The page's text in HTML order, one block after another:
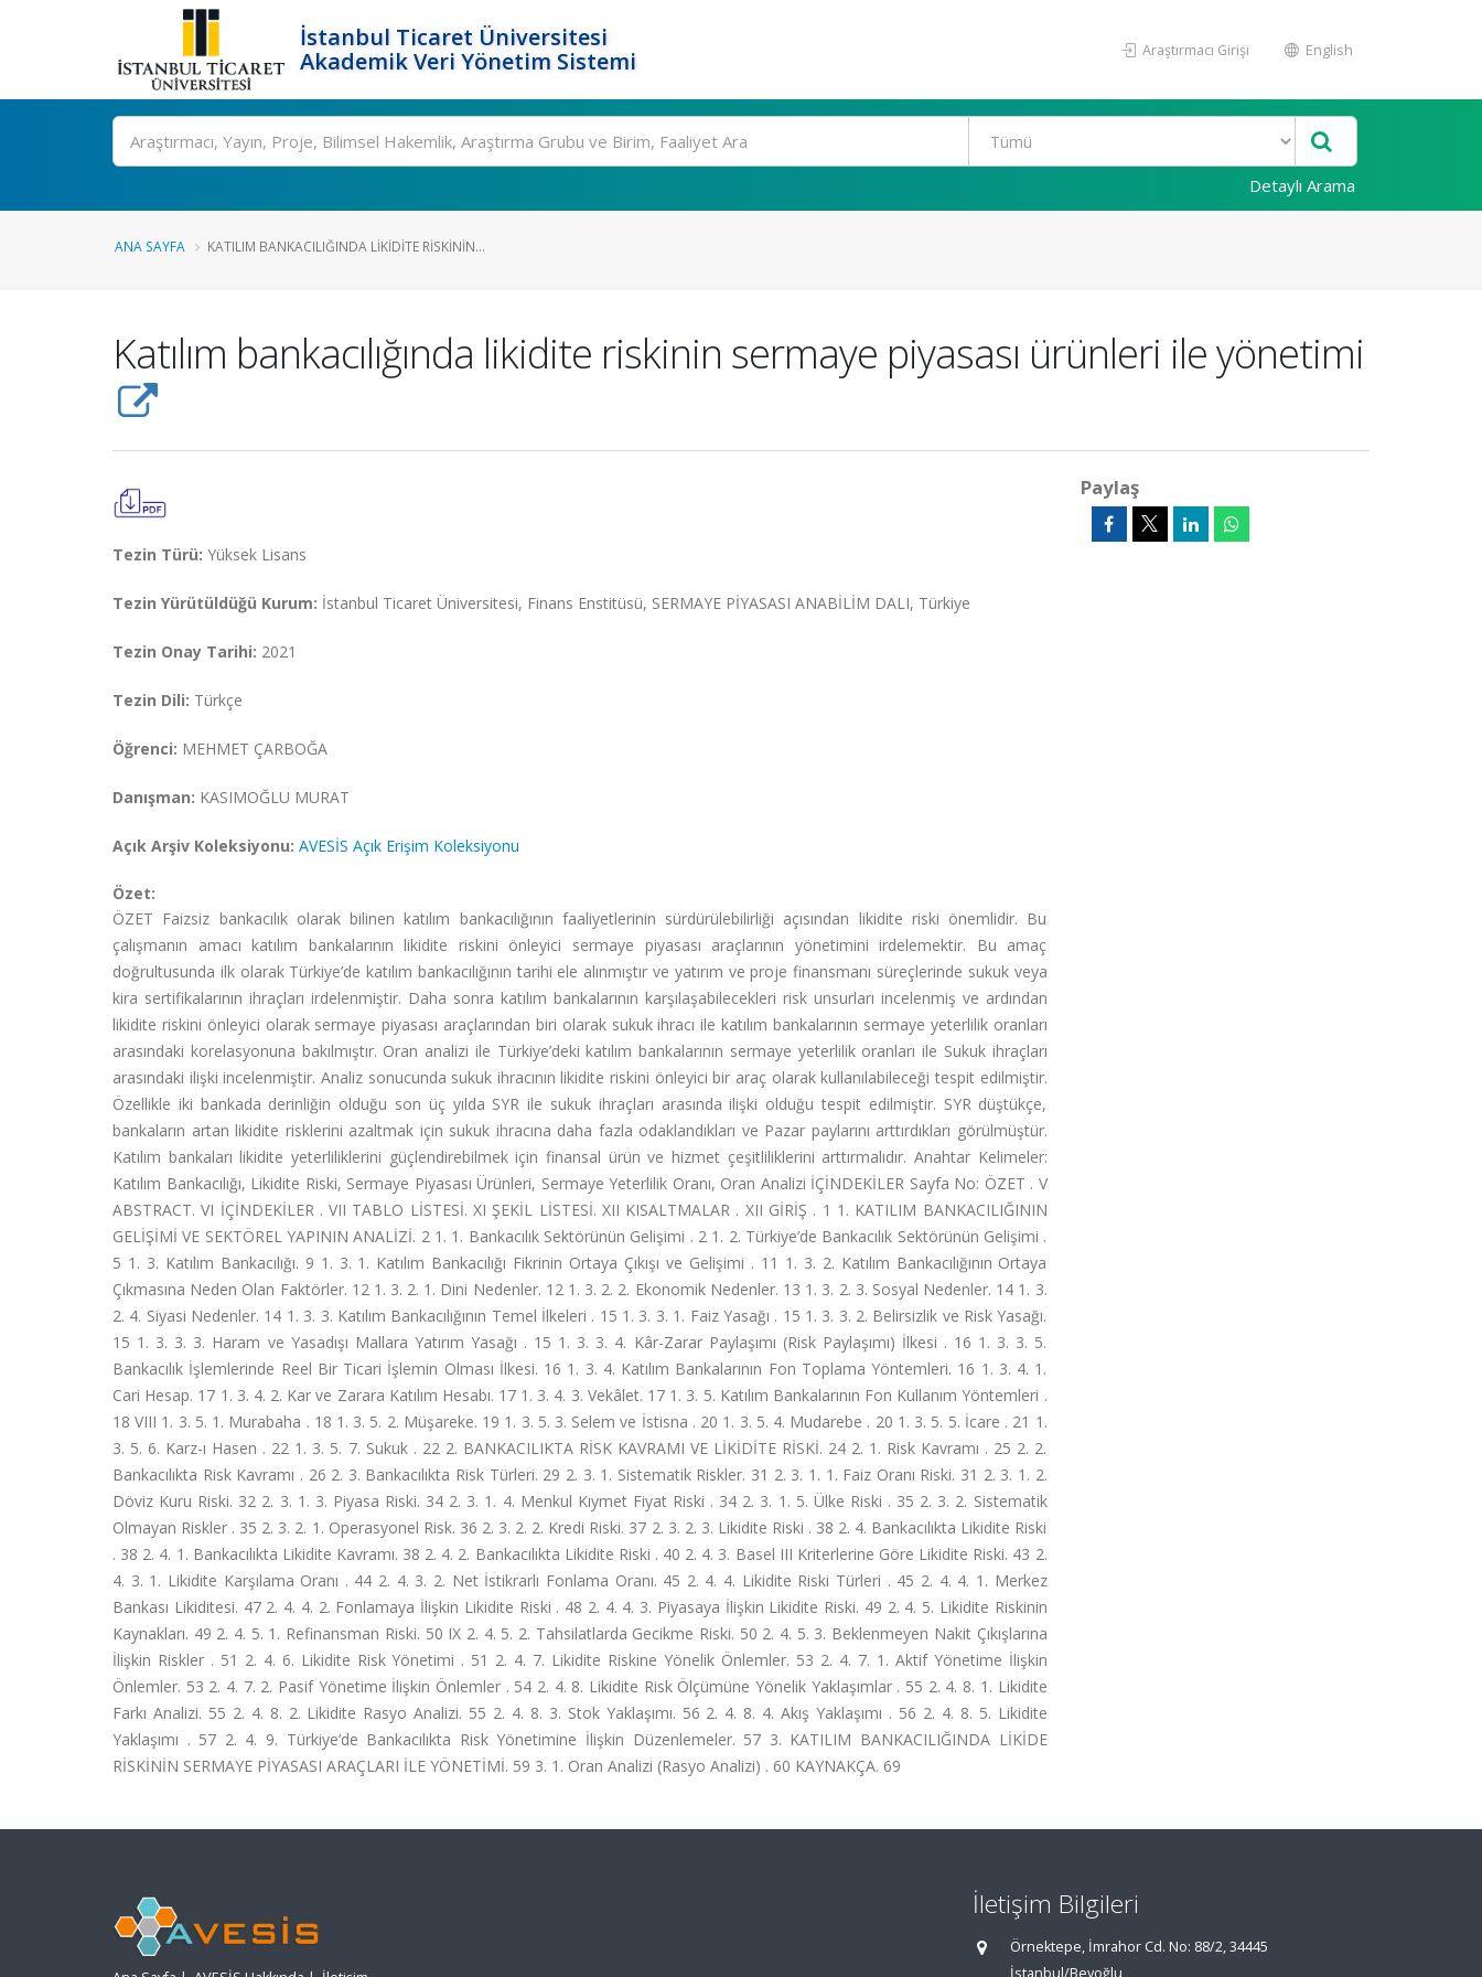
İstanbul Ticaret Üniversitesi
Akademik Veri Yönetim Sistemi
Araştırmacı Girişi English
Ara
Detaylı Arama
ANA SAYFA KATILIM BANKACILIĞINDA LIKIDITE RISKININ...
Katılım bankacılığında likidite riskinin sermaye piyasası ürünleri ile yönetimi
Tezin Türü: Yüksek Lisans
Tezin Yürütüldüğü Kurum: İstanbul Ticaret Üniversitesi, Finans Enstitüsü, SERMAYE PİYASASI ANABİLİM DALI, Türkiye
Tezin Onay Tarihi: 2021
Tezin Dili: Türkçe
Öğrenci: MEHMET ÇARBOĞA
Danışman: KASIMOĞLU MURAT
Açık Arşiv Koleksiyonu: AVESİS Açık Erişim Koleksiyonu
Özet:
ÖZET Faizsiz bankacılık olarak bilinen katılım bankacılığının faaliyetlerinin sürdürülebilirliği açısından likidite riski önemlidir. Bu
çalışmanın amacı katılım bankalarının likidite riskini önleyici sermaye piyasası araçlarının yönetimini irdelemektir. Bu amaç
doğrultusunda ilk olarak Türkiye’de katılım bankacılığının tarihi ele alınmıştır ve yatırım ve proje finansmanı süreçlerinde sukuk veya
kira sertifikalarının ihraçları irdelenmiştir. Daha sonra katılım bankalarının karşılaşabilecekleri risk unsurları incelenmiş ve ardından
likidite riskini önleyici olarak sermaye piyasası araçlarından biri olarak sukuk ihracı ile katılım bankalarının sermaye yeterlilik oranları
arasındaki korelasyonuna bakılmıştır. Oran analizi ile Türkiye’deki katılım bankalarının sermaye yeterlilik oranları ile Sukuk ihraçları
arasındaki ilişki incelenmiştir. Analiz sonucunda sukuk ihracının likidite riskini önleyici bir araç olarak kullanılabileceği tespit edilmiştir.
Özellikle iki bankada derinliğin olduğu son üç yılda SYR ile sukuk ihraçları arasında ilişki olduğu tespit edilmiştir. SYR düştükçe,
bankaların artan likidite risklerini azaltmak için sukuk ihracına daha fazla odaklandıkları ve Pazar paylarını arttırdıkları görülmüştür.
Katılım bankaları likidite yeterliliklerini güçlendirebilmek için finansal ürün ve hizmet çeşitliliklerini arttırmalıdır. Anahtar Kelimeler:
Katılım Bankacılığı, Likidite Riski, Sermaye Piyasası Ürünleri, Sermaye Yeterlilik Oranı, Oran Analizi İÇİNDEKİLER Sayfa No: ÖZET . V
ABSTRACT. VI İÇİNDEKİLER . VII TABLO LİSTESİ. XI ŞEKİL LİSTESİ. XII KISALTMALAR . XII GİRİŞ . 1 1. KATILIM BANKACILIĞININ
GELİŞİMİ VE SEKTÖREL YAPININ ANALİZİ. 2 1. 1. Bankacılık Sektörünün Gelişimi . 2 1. 2. Türkiye’de Bankacılık Sektörünün Gelişimi .
5 1. 3. Katılım Bankacılığı. 9 1. 3. 1. Katılım Bankacılığı Fikrinin Ortaya Çıkışı ve Gelişimi . 11 1. 3. 2. Katılım Bankacılığının Ortaya
Çıkmasına Neden Olan Faktörler. 12 1. 3. 2. 1. Dini Nedenler. 12 1. 3. 2. 2. Ekonomik Nedenler. 13 1. 3. 2. 3. Sosyal Nedenler. 14 1. 3.
2. 4. Siyasi Nedenler. 14 1. 3. 3. Katılım Bankacılığının Temel İlkeleri . 15 1. 3. 3. 1. Faiz Yasağı . 15 1. 3. 3. 2. Belirsizlik ve Risk Yasağı.
15 1. 3. 3. 3. Haram ve Yasadışı Mallara Yatırım Yasağı . 15 1. 3. 3. 4. Kâr-Zarar Paylaşımı (Risk Paylaşımı) İlkesi . 16 1. 3. 3. 5.
Bankacılık İşlemlerinde Reel Bir Ticari İşlemin Olması İlkesi. 16 1. 3. 4. Katılım Bankalarının Fon Toplama Yöntemleri. 16 1. 3. 4. 1.
Cari Hesap. 17 1. 3. 4. 2. Kar ve Zarara Katılım Hesabı. 17 1. 3. 4. 3. Vekâlet. 17 1. 3. 5. Katılım Bankalarının Fon Kullanım Yöntemleri .
18 VIII 1. 3. 5. 1. Murabaha . 18 1. 3. 5. 2. Müşareke. 19 1. 3. 5. 3. Selem ve İstisna . 20 1. 3. 5. 4. Mudarebe . 20 1. 3. 5. 5. İcare . 21 1.
3. 5. 6. Karz-ı Hasen . 22 1. 3. 5. 7. Sukuk . 22 2. BANKACILIKTA RİSK KAVRAMI VE LİKİDİTE RİSKİ. 24 2. 1. Risk Kavramı . 25 2. 2.
Bankacılıkta Risk Kavramı . 26 2. 3. Bankacılıkta Risk Türleri. 29 2. 3. 1. Sistematik Riskler. 31 2. 3. 1. 1. Faiz Oranı Riski. 31 2. 3. 1. 2.
Döviz Kuru Riski. 32 2. 3. 1. 3. Piyasa Riski. 34 2. 3. 1. 4. Menkul Kıymet Fiyat Riski . 34 2. 3. 1. 5. Ülke Riski . 35 2. 3. 2. Sistematik
Olmayan Riskler . 35 2. 3. 2. 1. Operasyonel Risk. 36 2. 3. 2. 2. Kredi Riski. 37 2. 3. 2. 3. Likidite Riski . 38 2. 4. Bankacılıkta Likidite Riski
. 38 2. 4. 1. Bankacılıkta Likidite Kavramı. 38 2. 4. 2. Bankacılıkta Likidite Riski . 40 2. 4. 3. Basel III Kriterlerine Göre Likidite Riski. 43 2.
4. 3. 1. Likidite Karşılama Oranı . 44 2. 4. 3. 2. Net İstikrarlı Fonlama Oranı. 45 2. 4. 4. Likidite Riski Türleri . 45 2. 4. 4. 1. Merkez
Bankası Likiditesi. 47 2. 4. 4. 2. Fonlamaya İlişkin Likidite Riski . 48 2. 4. 4. 3. Piyasaya İlişkin Likidite Riski. 49 2. 4. 5. Likidite Riskinin
Kaynakları. 49 2. 4. 5. 1. Refinansman Riski. 50 IX 2. 4. 5. 2. Tahsilatlarda Gecikme Riski. 50 2. 4. 5. 3. Beklenmeyen Nakit Çıkışlarına
İlişkin Riskler . 51 2. 4. 6. Likidite Risk Yönetimi . 51 2. 4. 7. Likidite Riskine Yönelik Önlemler. 53 2. 4. 7. 1. Aktif Yönetime İlişkin
Önlemler. 53 2. 4. 7. 2. Pasif Yönetime İlişkin Önlemler . 54 2. 4. 8. Likidite Risk Ölçümüne Yönelik Yaklaşımlar . 55 2. 4. 8. 1. Likidite
Farkı Analizi. 55 2. 4. 8. 2. Likidite Rasyo Analizi. 55 2. 4. 8. 3. Stok Yaklaşımı. 56 2. 4. 8. 4. Akış Yaklaşımı . 56 2. 4. 8. 5. Likidite
Yaklaşımı . 57 2. 4. 9. Türkiye’de Bankacılıkta Risk Yönetimine İlişkin Düzenlemeler. 57 3. KATILIM BANKACILIĞINDA LİKİDE
RİSKİNİN SERMAYE PİYASASI ARAÇLARI İLE YÖNETİMİ. 59 3. 1. Oran Analizi (Rasyo Analizi) . 60 KAYNAKÇA. 69
Paylaş
İletişim Bilgileri
Örnektepe, İmrahor Cd. No: 88/2, 34445
İstanbul/Beyoğlu